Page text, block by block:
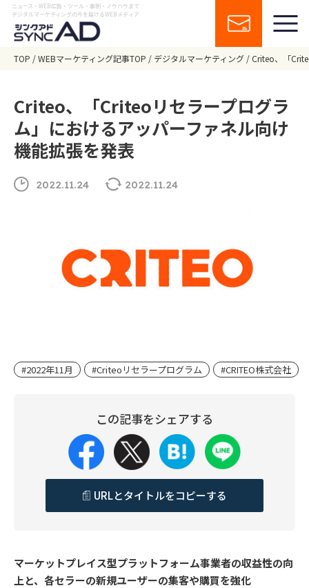
ニュース・WEB広告・ツール・事例・ノウハウまで
デジタルマーケティングの今を届けるWEBメディア
TOP WEBマーケティング記事TOP デジタルマーケティング Criteo、「
Criteo、「Criteoリセラープログラ
ム」におけるアッパーファネル向け
機能拡張を発表
2022.11.24 2022.11.24
#2022年11月 #Criteoリセラープログラム #CRITEO株式会社
この記事をシェアする
URLとタイトルをコピーする
マーケットプレイス型プラットフォーム事業者の収益性の向
上と、各セラーの新規ユーザーの集客や購買を強化